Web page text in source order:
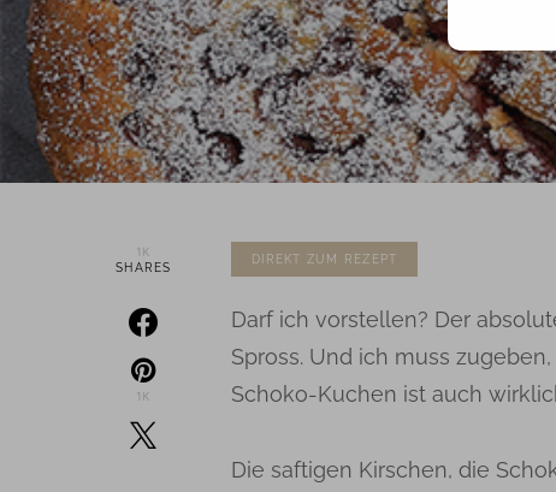
1K
SHARES
1K
DIREKT ZUM REZEPT
Darf ich vorstellen? Der
Spross. Und ich muss
Schoko-Kuchen ist auch
Die saftigen Kirschen, die